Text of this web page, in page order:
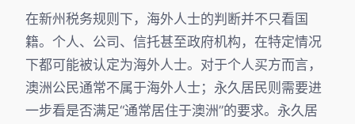
在新州税务规则下，海外人士的判断并不只看国
籍。个人、公司、信托甚至政府机构，在特定情况
下都可能被认定为海外人士。对于个人买方而言，
澳洲公民通常不属于海外人士；永久居民则需要进
一步看是否满足“通常居住于澳洲”的要求。永久居